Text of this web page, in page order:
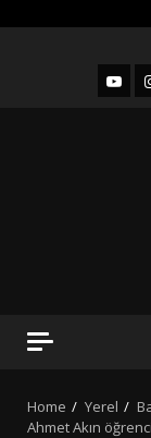
Home Yerel
Ahmet Akın